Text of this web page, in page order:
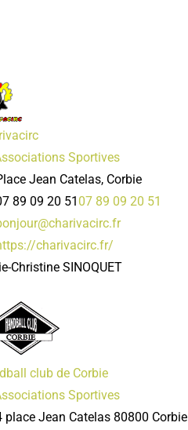
Sportives
Jean Catelas, Corbie
89 09 20 51 07 89 09 20 51
charivacirc.fr/
Christine SINOQUET
club de Corbie
Sportives
place Jean Catelas 80800 Corbie